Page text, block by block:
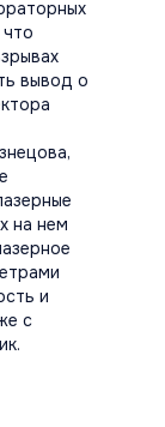
вывод о
на нем
и
с